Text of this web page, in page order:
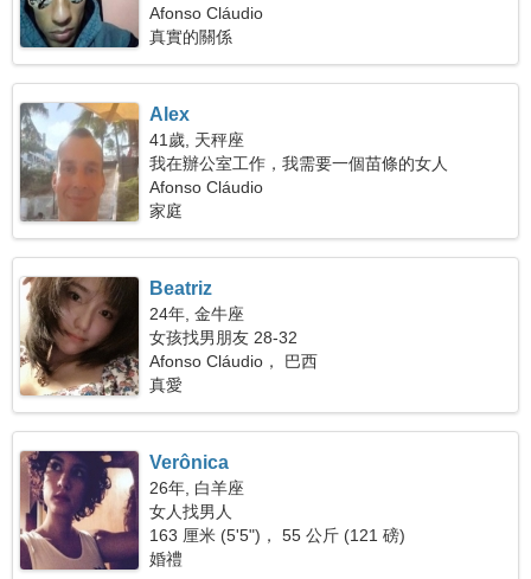
Afonso Cláudio
真實的關係
Alex
41歲, 天秤座
我在辦公室工作，我需要一個苗條的女人
Afonso Cláudio
家庭
Beatriz
24年, 金牛座
女孩找男朋友 28-32
Afonso Cláudio， 巴西
真愛
Verônica
26年, 白羊座
女人找男人
163 厘米 (5'5")， 55 公斤 (121 磅)
婚禮